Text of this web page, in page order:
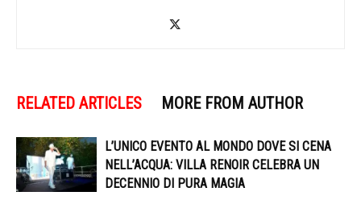
RELATED ARTICLES MORE FROM AUTHOR
L’UNICO EVENTO AL MONDO DOVE SI CENA
NELL’ACQUA: VILLA RENOIR CELEBRA UN
DECENNIO DI PURA MAGIA